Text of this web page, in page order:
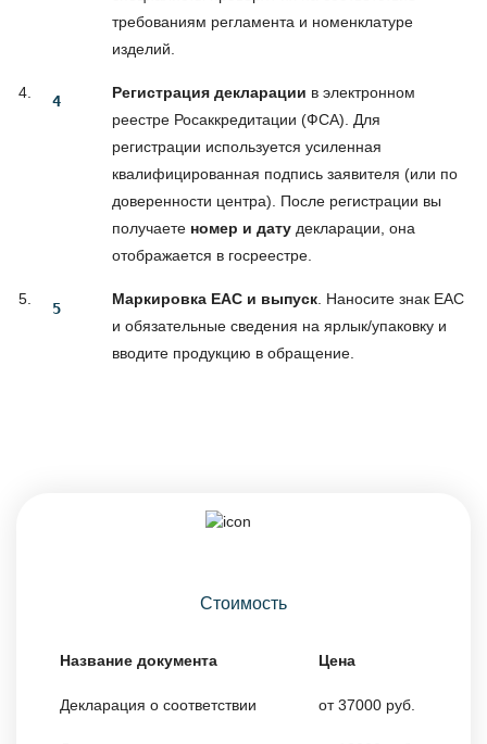
требованиям регламента и номенклатуре
изделий.
Регистрация декларации в электронном
реестре Росаккредитации (ФСА). Для
регистрации используется усиленная
квалифицированная подпись заявителя (или по
доверенности центра). После регистрации вы
получаете номер и дату декларации, она
отображается в госреестре.
Маркировка EAC и выпуск . Наносите знак EAC
и обязательные сведения на ярлык/упаковку и
вводите продукцию в обращение.
Стоимость
Название документа Цена
Декларация о соответствии от 37000 руб.